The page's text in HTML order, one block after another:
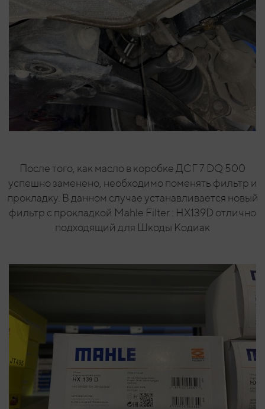
После того, как масло в коробке ДСГ 7 DQ 500
успешно заменено, необходимо поменять фильтр и
прокладку. В данном случае устанавливается новый
фильтр с прокладкой Mahle Filter : HX139D отлично
подходящий для Шкоды Кодиак